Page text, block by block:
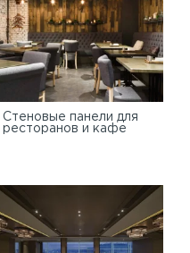
Стеновые панели для
ресторанов и кафе